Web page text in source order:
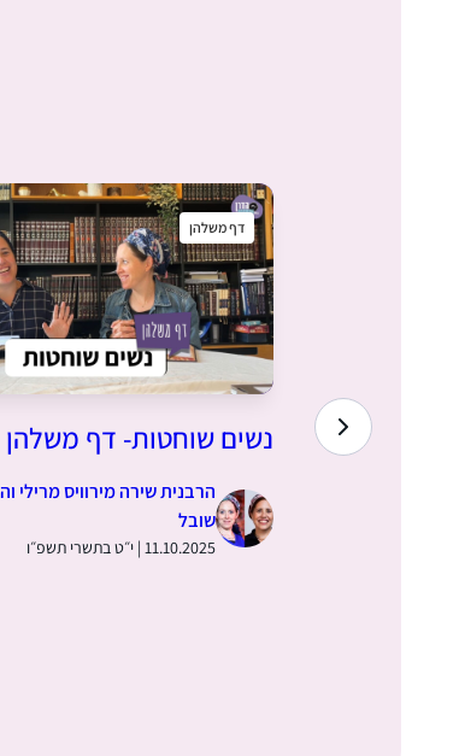
משלהן
דף משלהן
נשים שוחטות- דף משלהן
הרבנית שירה מירוויס מרילי
שובל
11.10.2025 | י״ט בתשרי תשפ״ו